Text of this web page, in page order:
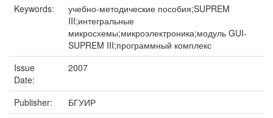
Keywords:
учебно-методические пособия;SUPREM
III;интегральные
микросхемы;микроэлектроника;модуль GUI-
SUPREM III;программный комплекс
Issue
Date:
2007
Publisher:
БГУИР